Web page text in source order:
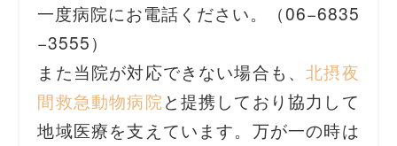
⼀度病院にお電話ください。（06−6835
−3555）
また当院が対応できない場合も、北摂夜
間救急動物病院と提携しており協⼒して
地域医療を⽀えています。万が⼀の時は